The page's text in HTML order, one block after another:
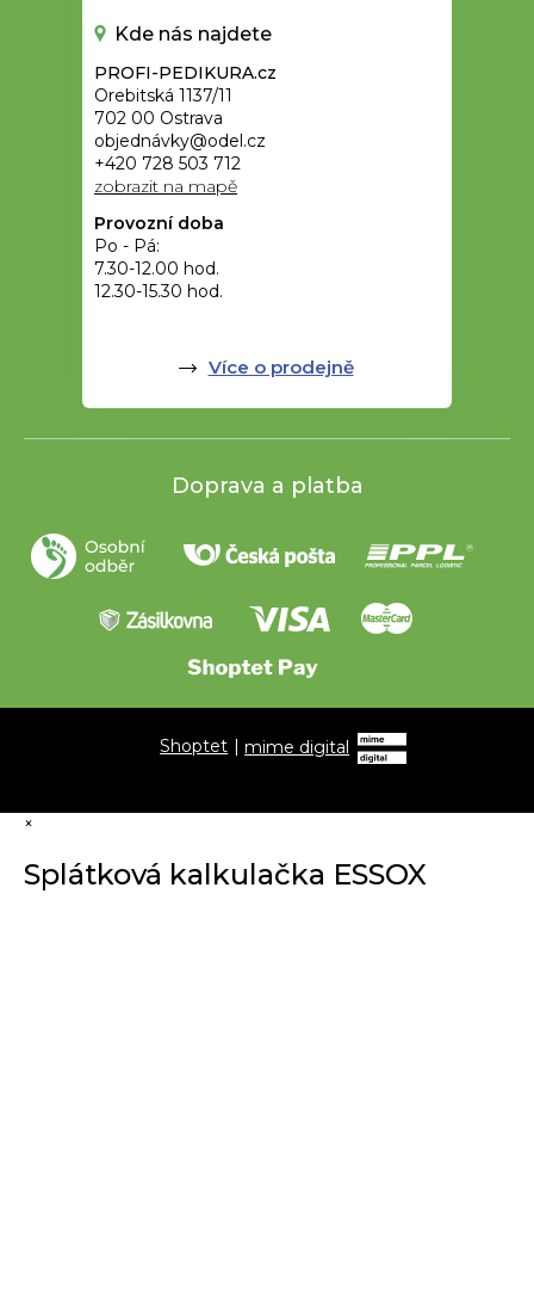
Kde nás najdete
PROFI-PEDIKURA.cz
Orebitská 1137/11
702 00 Ostrava
objednávky@odel.cz
+420 728 503 712
zobrazit na mapě
Provozní doba
Po - Pá:
7.30-12.00 hod.
12.30-15.30 hod.
Více o prodejně
Doprava a platba
Shoptet |mime digital
×
Splátková kalkulačka ESSOX